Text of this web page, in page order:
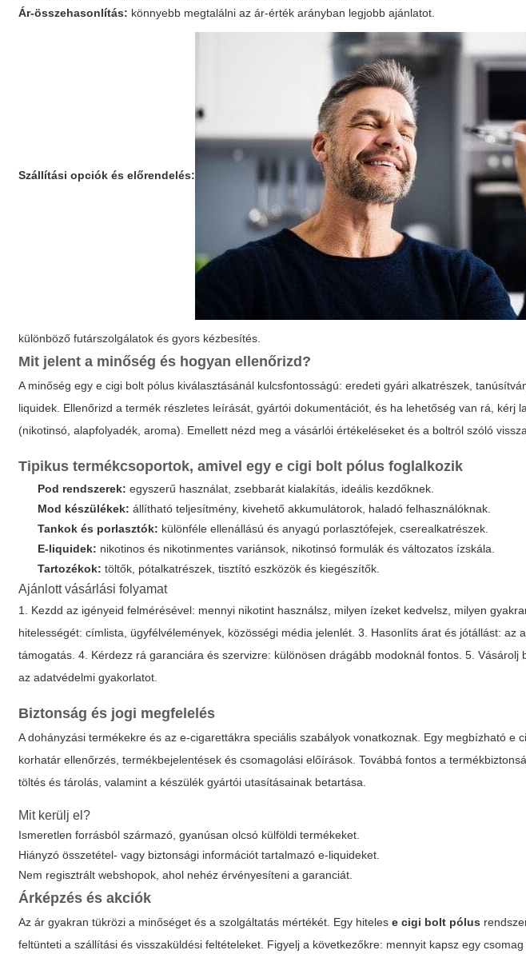
Ár-összehasonlítás: könnyebb megtalálni az ár-érték arányban legjobb ajánlatot.
Szállítási opciók és előrendelés:
különböző futárszolgálatok és gyors kézbesítés.
Mit jelent a minőség és hogyan ellenőrizd?
A minőség egye cigi bolt pólus kiválasztásánál kulcsfontosságú: eredeti gyári alkatrészek,
liquidek. Ellenőrizd a termék részletes leírását, gyártói dokumentációt, és ha lehetőség van rá, kérj
(nikotinsó, alapfolyadék, aroma). Emellett nézd meg a vásárlói értékeléseket és a boltról szóló
Tipikus termékcsoportok, amivel egye cigi bolt pólus foglalkozik
Pod rendszerek: egyszerű használat, zsebbarát kialakítás, ideális kezdőknek.
Mod készülékek: állítható teljesítmény, kivehető akkumulátorok, haladó felhasználóknak.
Tankok és porlasztók: különféle ellenállású és anyagú porlasztófejek, cserealkatrészek.
E-liquidek: nikotinos és nikotinmentes variánsok, nikotinsó formulák és változatos ízskála.
Tartozékok: töltők, pótalkatrészek, tisztító eszközök és kiegészítők.
Ajánlott vásárlási folyamat
1. Kezdd az igényeid felmérésével: mennyi nikotint használsz, milyen ízeket kedvelsz, milyen
hitelességét: címlista, ügyfélvélemények, közösségi média jelenlét. 3. Hasonlíts árat és jótállást: az
támogatás. 4. Kérdezz rá garanciára és szervizre: különösen drágább modoknál fontos. 5.
az adatvédelmi gyakorlatot.
Biztonság és jogi megfelelés
A dohányzási termékekre és az e-cigarettákra speciális szabályok vonatkoznak. Egy megbízhatóe
korhatár ellenőrzés, termékbejelentések és csomagolási előírások. Továbbá fontos a
töltés és tárolás, valamint a készülék gyártói utasításainak betartása.
Mit kerülj el?
Ismeretlen forrásból származó, gyanúsan olcsó külföldi termékeket.
Hiányzó összetétel- vagy biztonsági információt tartalmazó e-liquideket.
Nem regisztrált webshopok, ahol nehéz érvényesíteni a garanciát.
Árképzés és akciók
Az ár gyakran tükrözi a minőséget és a szolgáltatás mértékét. Egy hitelese cigi bolt pólus
feltünteti a szállítási és visszaküldési feltételeket. Figyelj a következőkre: mennyit kapsz egy